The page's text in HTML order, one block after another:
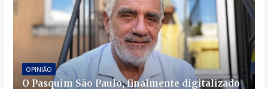
OPINIÃO
O Pasquim São Paulo, finalmente digitalizado